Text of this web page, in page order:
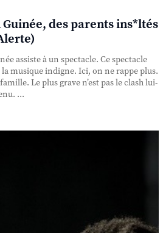
des parents ins*ltés
assiste à un spectacle. Ce spectacle
la musique indigne. Ici, on ne rappe plus.
Le plus grave n’est pas le clash lui-
...